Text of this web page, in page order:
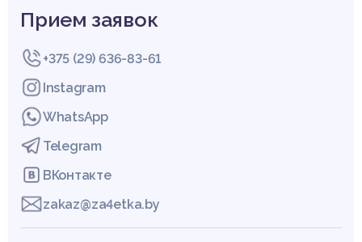
Прием заявок
+375 (29) 636-83-61
Instagram
WhatsApp
Telegram
ВКонтакте
zakaz@za4etka.by